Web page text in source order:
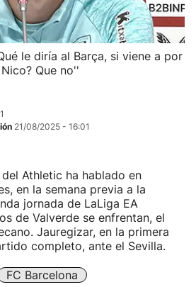
le diría al Barça, si viene a por
Que no''
21/08/2025 - 16:01
Athletic ha hablado en
en la semana previa a la
jornada de LaLiga EA
de Valverde se enfrentan, el
Jauregizar, en la primera
completo, ante el Sevilla.
FC Barcelona